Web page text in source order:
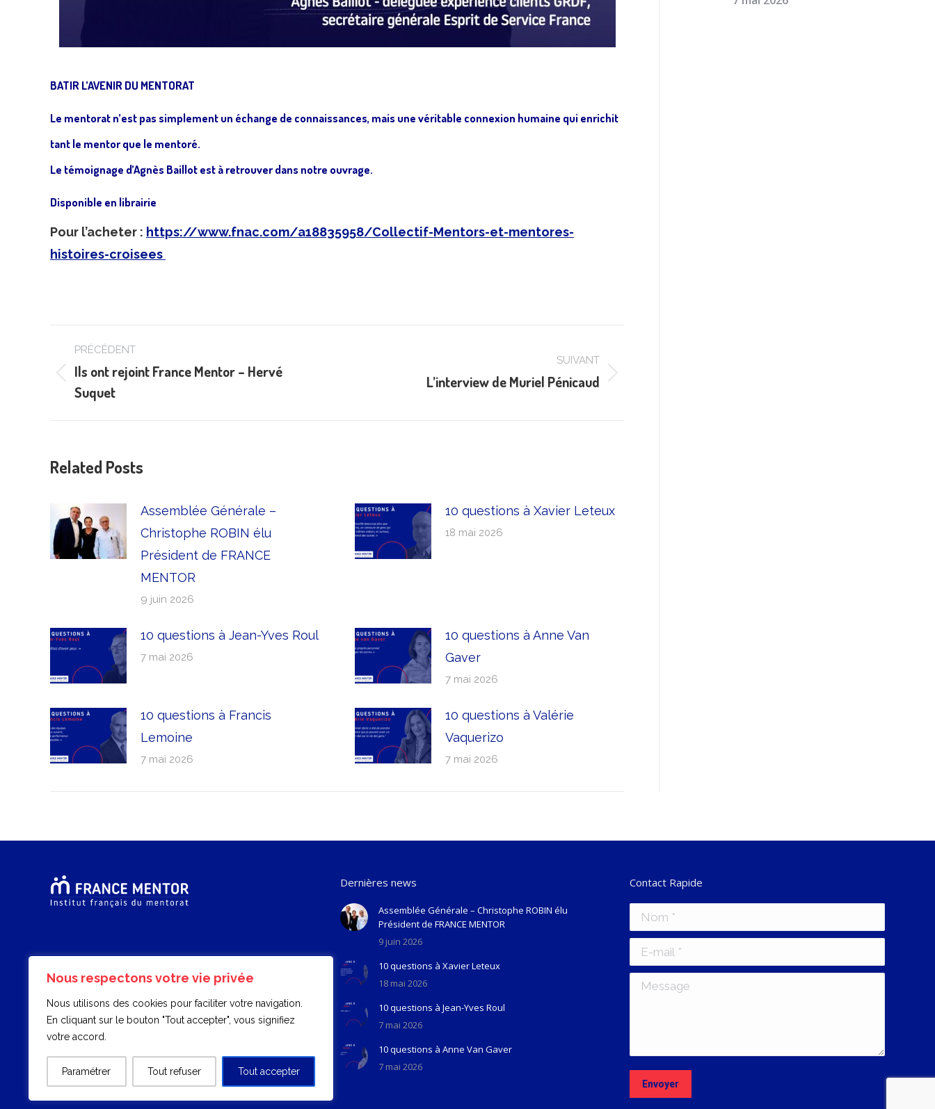
Nous respectons votre vie privée
Nous utilisons des cookies pour faciliter votre navigation.
En cliquant sur le bouton "Tout accepter", vous signifiez
votre accord.
Paramétrer Tout refuser Tout accepter
BATIR L’AVENIR DU MENTORAT
Le mentorat n’est pas simplement un échange de connaissances, mais une véritable connexion humaine qui enrichit
tant le mentor que le mentoré.
Le témoignage d’Agnès Baillot est à retrouver dans notre ouvrage.
Disponible en librairie
Pour l’acheter : https://www.fnac.com/a18835958/Collectif-Mentors-et-mentores-
histoires-croisees
Navigation
article
PRÉCÉDENT
précédent
Ils ont rejoint France Mentor – Hervé
Suquet
SUIVANT
L’interview de Muriel Pénicaud
Related Posts
Assemblée Générale –
Christophe ROBIN élu
Président de FRANCE
MENTOR
9 juin 2026
10 questions à Xavier Leteux
18 mai 2026
10 questions à Jean-Yves Roul
7 mai 2026
10 questions à Anne Van
Gaver
7 mai 2026
10 questions à Francis
Lemoine
7 mai 2026
10 questions à Valérie
Vaquerizo
7 mai 2026
Dernières news
Assemblée Générale – Christophe ROBIN élu
Président de FRANCE MENTOR
9 juin 2026
10 questions à Xavier Leteux
18 mai 2026
10 questions à Jean-Yves Roul
7 mai 2026
10 questions à Anne Van Gaver
7 mai 2026
Contact Rapide
Nom *
E-mail *
Message
Envoyer